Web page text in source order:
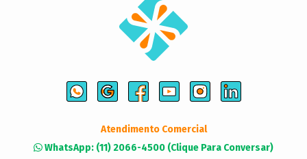
Atendimento Comercial
WhatsApp: (11) 2066-4500 (Clique Para Conversar)